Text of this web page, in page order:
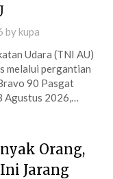
bykupa
Udara (TNI AU)
melalui pergantian
90 Pasgat
Agustus 2026,…
Orang,
Jarang